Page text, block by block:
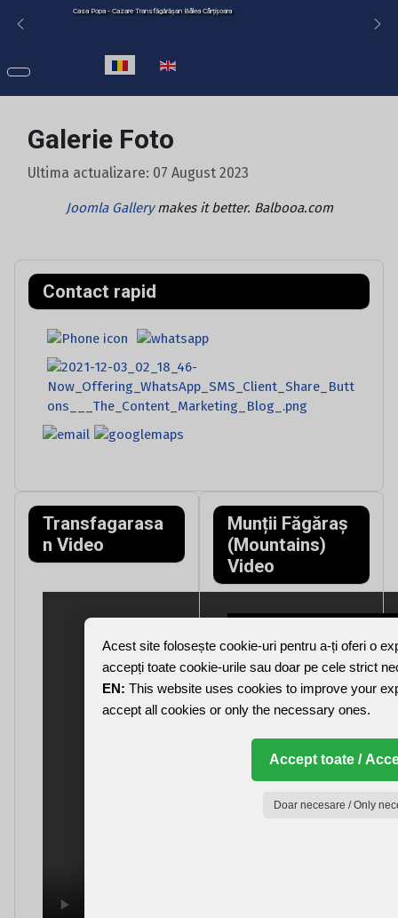
Casa Popa - Cazare Transfăgărășan Bâlea Cârțișoara
Selectați limba dvs
Galerie Foto
Ultima actualizare: 07 August 2023
Joomla Gallerymakes it better. Balbooa.com
Contact rapid
Transfagarasa
n Video
Munții Făgăraș
(Mountains)
Video
Acest site folosește cookie-uri pentru a-ți oferi o
accepți toate cookie-urile sau doar pe cele strict
EN: This website uses cookies to improve your
accept all cookies or only the necessary ones.
Accept toate /
Doar necesare / Only